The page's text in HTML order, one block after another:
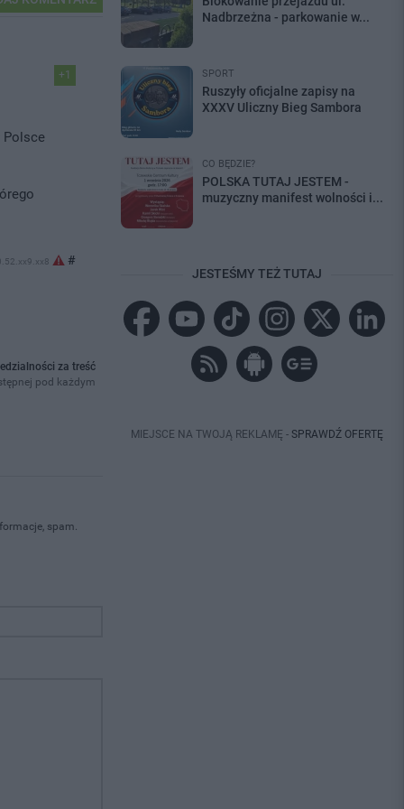
+1
Polsce
#
za treść
pod każdym
spam.
Nadbrzeżna - parkowanie w...
SPORT
Ruszyły oficjalne zapisy na
XXXV Uliczny Bieg Sambora
CO BĘDZIE?
POLSKA TUTAJ JESTEM -
muzyczny manifest wolności i...
JESTEŚMY TEŻ TUTAJ
MIEJSCE NA TWOJĄ REKLAMĘ - SPRAWDŹ OFERTĘ